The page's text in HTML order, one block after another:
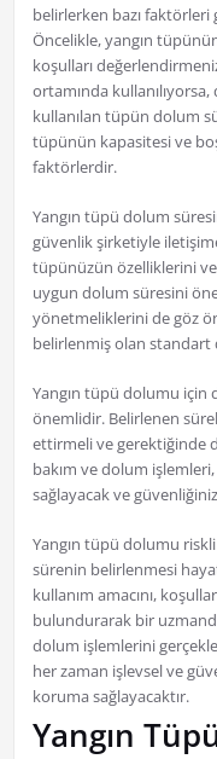
belirlerken bazı
Öncelikle, yangın
koşulları
ortamında
kullanılan tüpün dolum
tüpünün kapasitesi ve
faktörlerdir.
Yangın tüpü dolum
güvenlik şirketiyle
tüpünüzün özelliklerini ve
uygun dolum süresini
yönetmeliklerini de göz
belirlenmiş olan
Yangın tüpü dolumu için
önemlidir. Belirlenen
ettirmeli ve gerektiğinde
bakım ve dolum
sağlayacak ve
Yangın tüpü dolumu
sürenin belirlenmesi
kullanım amacını,
bulundurarak bir
dolum işlemlerini
her zaman işlevsel ve
koruma sağlayacaktır.
Yangın